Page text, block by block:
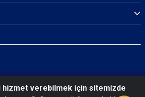
Emniyet Müdürlüğü
hizmet verebilmek için sitemizde